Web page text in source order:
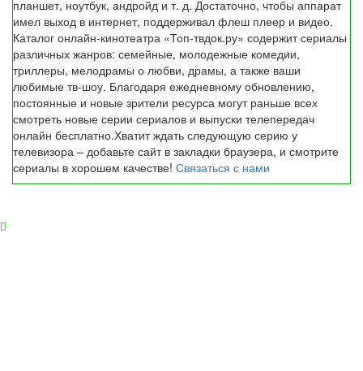
планшет, ноутбук, андройд и т. д. Достаточно, чтобы аппарат
имел выход в интернет, поддерживал флеш плеер и видео.
Каталог онлайн-кинотеатра «Топ-твдок.ру» содержит сериалы
различных жанров: семейные, молодежные комедии,
триллеры, мелодрамы о любви, драмы, а также ваши
любимые тв-шоу. Благодаря ежедневному обновлению,
постоянные и новые зрители ресурса могут раньше всех
смотреть новые серии сериалов и выпуски телепередач
онлайн бесплатно.Хватит ждать следующую серию у
телевизора – добавьте сайт в закладки браузера, и смотрите
сериалы в хорошем качестве! Связаться с нами